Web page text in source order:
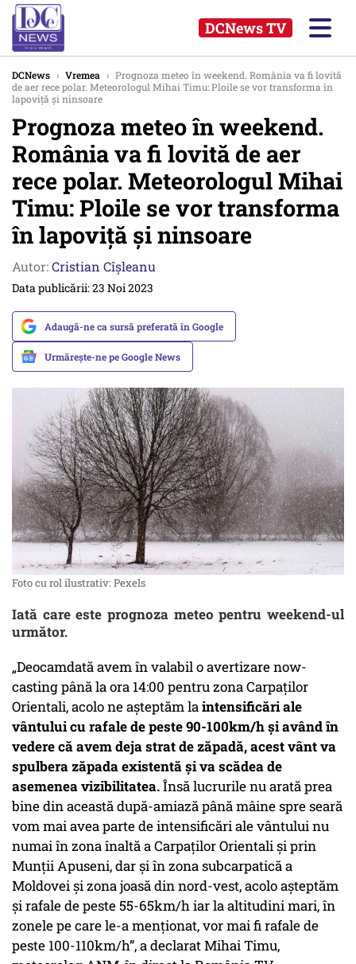
DCNews TV
DCNews › Vremea › Prognoza meteo în weekend. România va fi lovită
de aer rece polar. Meteorologul Mihai Timu: Ploile se vor transforma în
lapoviță și ninsoare
Prognoza meteo în weekend.
România va fi lovită de aer
rece polar. Meteorologul Mihai
Timu: Ploile se vor transforma
în lapoviță și ninsoare
Autor:Cristian Cîșleanu
Data publicării: 23 Noi 2023
Adaugă-ne ca sursă preferată în Google
Urmărește-ne pe Google News
Foto cu rol ilustrativ: Pexels
Iată care este prognoza meteo pentru weekend-ul
următor.
„Deocamdată avem în valabil o avertizare now-
casting până la ora 14:00 pentru zona Carpaților
Orientali, acolo ne așteptăm laintensificări ale
vântului cu rafale de peste 90-100km/hși având în
vedere că avem deja strat de zăpadă, acest vânt va
spulbera zăpada existentă și va scădea de
asemenea vizibilitatea.Însă lucrurile nu arată prea
bine din această după-amiază până mâine spre seară
vom mai avea parte de intensificări ale vântului nu
numai în zona înaltă a Carpaților Orientali și prin
Munții Apuseni, dar și în zona subcarpatică a
Moldovei și zona joasă din nord-vest, acolo așteptăm
și rafale de peste 55-65km/h iar la altitudini mari, în
zonele pe care le-a menționat, vor mai fi rafale de
peste 100-110km/h”, a declarat Mihai Timu,